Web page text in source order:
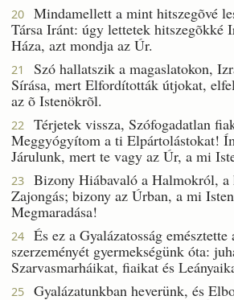
20
Mindamellett a mint hitszegõvé
Társa Iránt: úgy lettetek hitszegõkké
Háza, azt mondja az Úr.
21
Szó hallatszik a magaslatokon,
Sírása, mert Elfordították útjokat,
az õ Istenökrõl.
22
Térjetek vissza, Szófogadatlan
Meggyógyítom a ti Elpártolástokat!
Járulunk, mert te vagy az Úr, a mi
23
Bizony Hiábavaló a Halmokról, a
Zajongás; bizony az Úrban, a mi
Megmaradása!
24
És ez a Gyalázatosság
szerzeményét gyermekségünk óta:
Szarvasmarháikat, fiaikat és
25
Gyalázatunkban heverünk, és